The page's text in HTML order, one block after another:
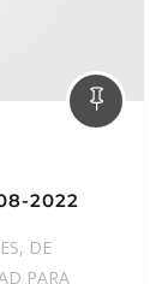
2022
DE
PARA